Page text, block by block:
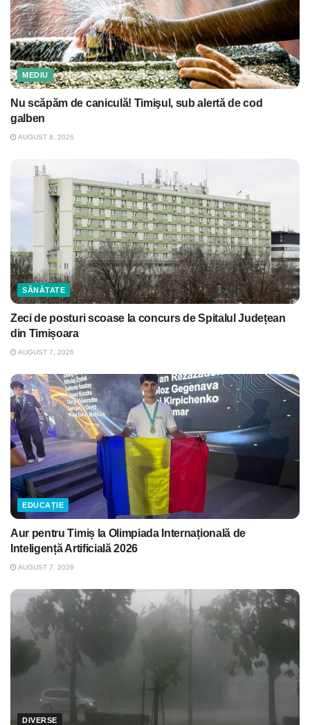
MEDIU
Nu scăpăm de caniculă! Timişul, sub alertă de cod
galben
AUGUST 8, 2026
SĂNĂTATE
Zeci de posturi scoase la concurs de Spitalul Județean
din Timișoara
AUGUST 7, 2026
EDUCAȚIE
Aur pentru Timiș la Olimpiada Internațională de
Inteligență Artificială 2026
AUGUST 7, 2026
DIVERSE